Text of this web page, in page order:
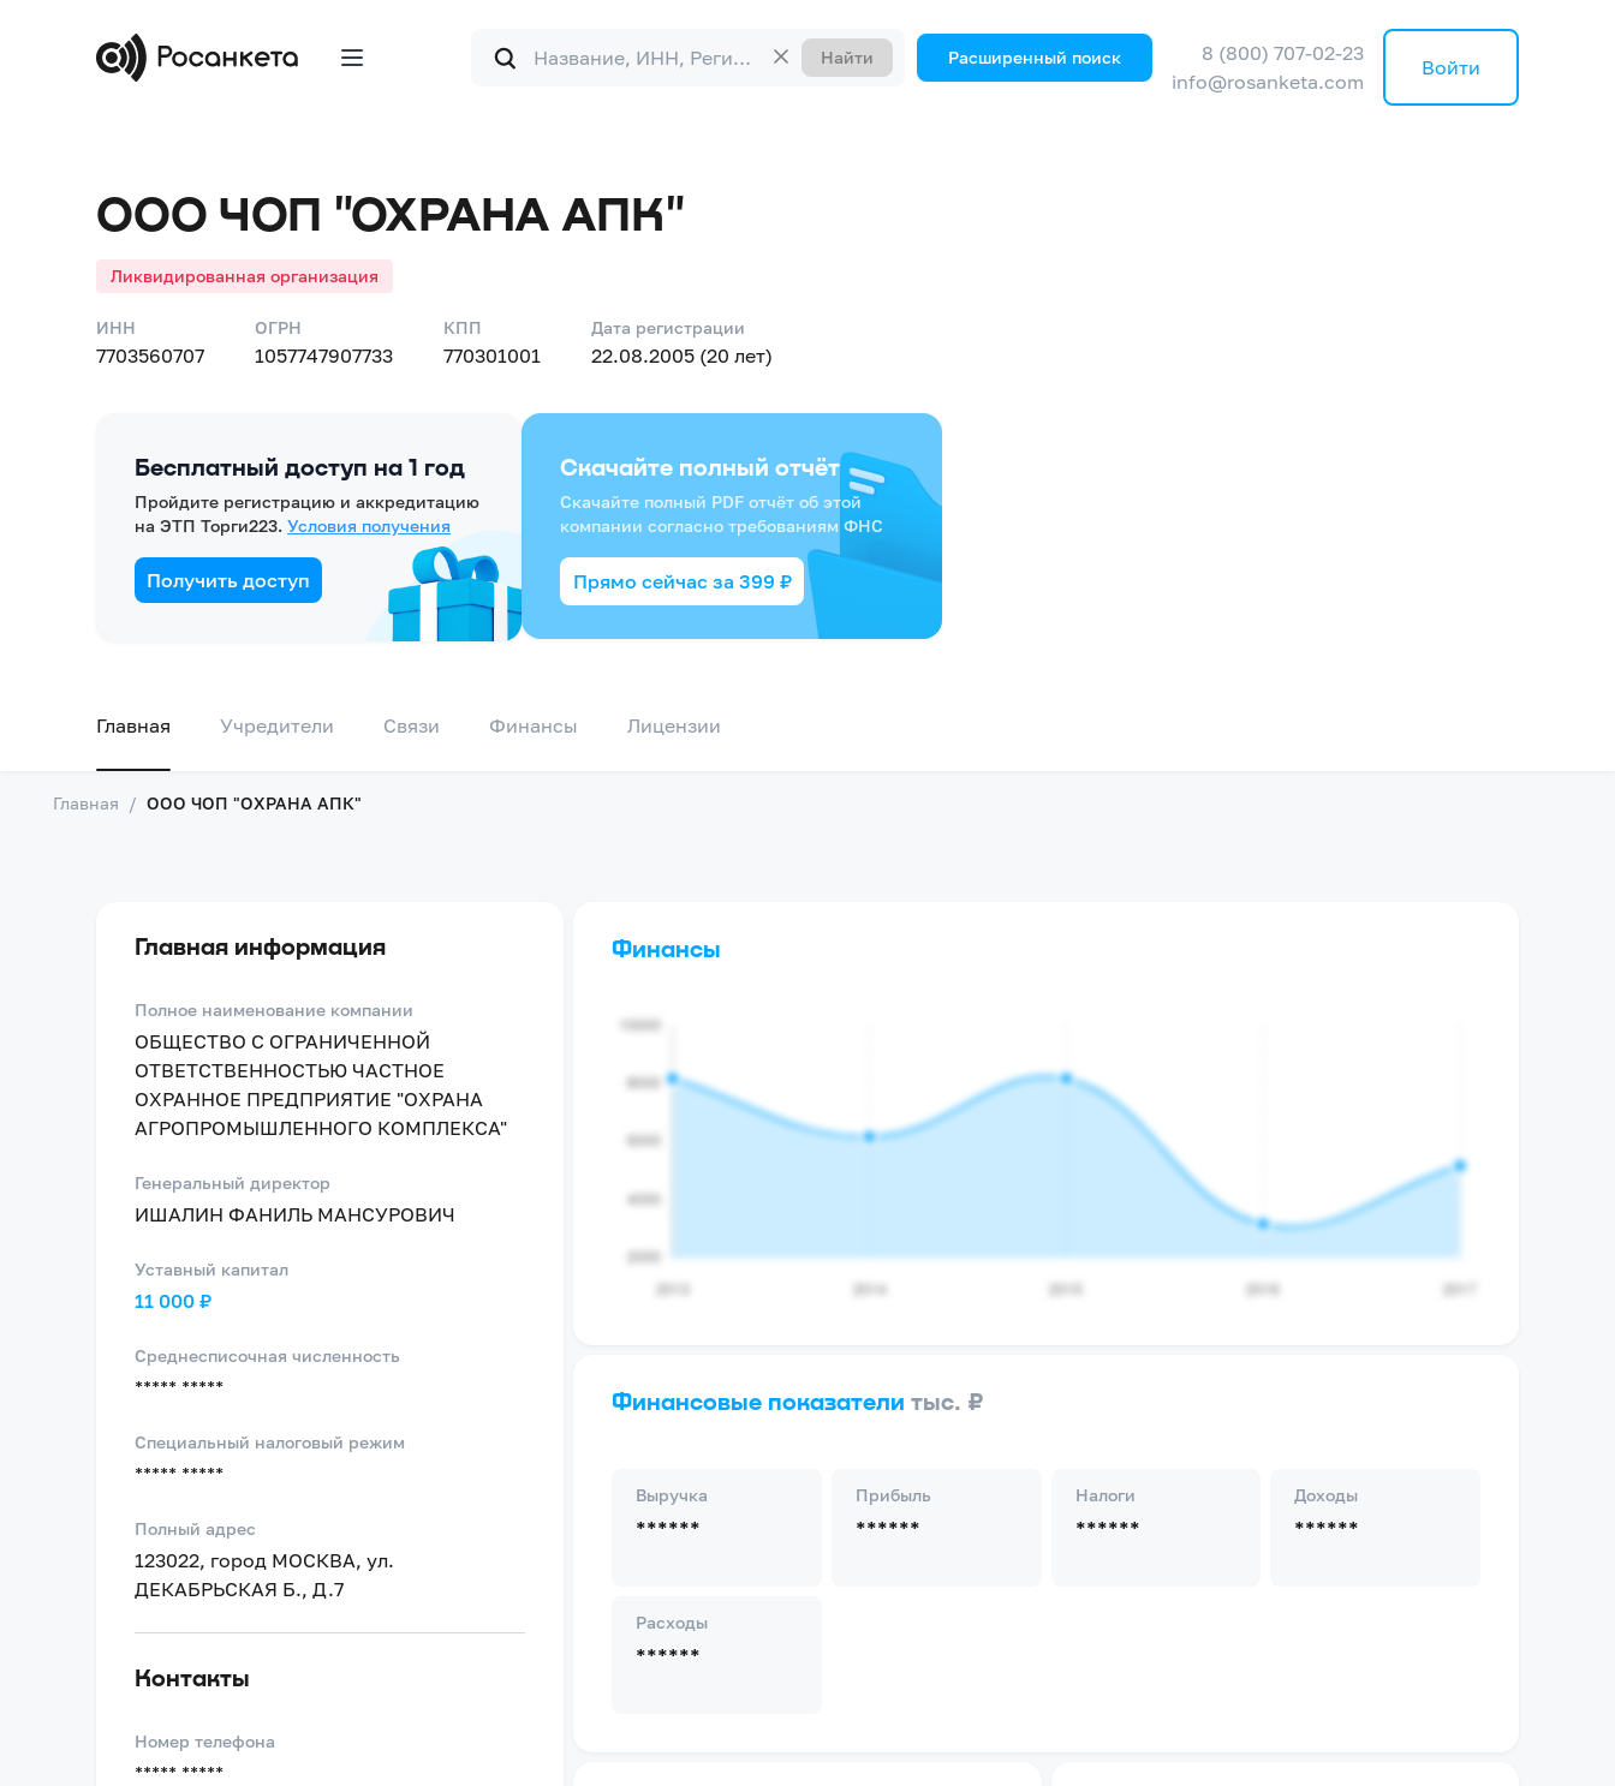
Форма
поиска
Найти Расширенный поиск
8 (800) 707-02-23
info@rosanketa.com
Войти
ООО ЧОП "ОХРАНА АПК"
Ликвидированная организация
ИНН
7703560707
ОГРН
1057747907733
КПП
770301001
Дата регистрации
22.08.2005 (20 лет)
Бесплатный доступ на 1 год
Пройдите регистрацию и аккредитацию
на ЭТП Торги223. Условия получения
Получить доступ
Скачайте полный отчёт
Скачайте полный PDF отчёт об этой
компании согласно требованиям ФНС
Прямо сейчас за 399 ₽
Главная Учредители Связи Финансы Лицензии
Главная / ООО ЧОП "ОХРАНА АПК"
Главная информация
Полное наименование компании
ОБЩЕСТВО С ОГРАНИЧЕННОЙ
ОТВЕТСТВЕННОСТЬЮ ЧАСТНОЕ
ОХРАННОЕ ПРЕДПРИЯТИЕ "ОХРАНА
АГРОПРОМЫШЛЕННОГО КОМПЛЕКСА"
Генеральный директор
ИШАЛИН ФАНИЛЬ МАНСУРОВИЧ
Уставный капитал
11 000 ₽
Среднесписочная численность
***** *****
Специальный налоговый режим
***** *****
Полный адрес
123022, город МОСКВА, ул.
ДЕКАБРЬСКАЯ Б., Д.7
Контакты
Номер телефона
***** *****
Финансы
Финансовые показателитыс. ₽
Выручка
******
Прибыль
******
Налоги
******
Доходы
******
Расходы
******